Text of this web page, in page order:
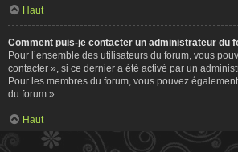
Haut
Comment puis-je contacter un administrateur du
Pour l’ensemble des utilisateurs du forum, vous
contacter », si ce dernier a été activé par un
Pour les membres du forum, vous pouvez
du forum ».
Haut